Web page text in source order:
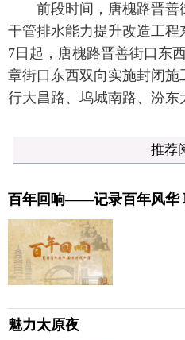
看天下 晋月读
太原日报 太原晚报
前段时间，唐槐路晋善
干管排水能力提升改造工程
7日起，唐槐路晋善街口东
章街口东西双向实施封闭
行大昌路、坞城南路、汾东
推荐
百年回响——记录百年风华
魅力太原夜